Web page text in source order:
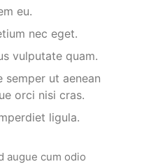
eu.
nec eget.
vulputate quam.
semper ut aenean
orci nisi cras.
ligula.
augue cum odio